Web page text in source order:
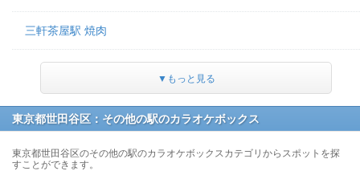
三軒茶屋駅 焼肉
▼もっと見る
東京都世田谷区：その他の駅のカラオケボックス
東京都世田谷区のその他の駅のカラオケボックスカテゴリからスポットを探
すことができます。